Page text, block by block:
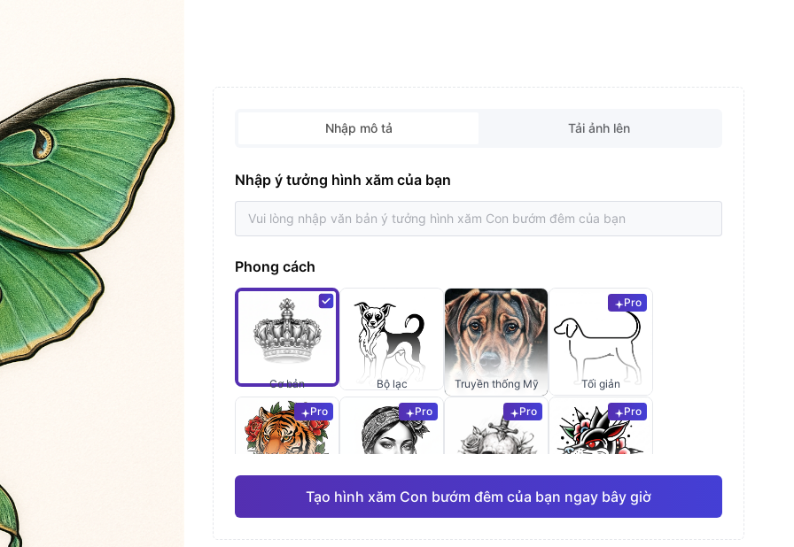
Nhập mô tả Tải ảnh lên
Nhập ý tưởng hình xăm của bạn
Phong cách
Cơ bản Bộ lạc Truyền thống Mỹ
Pro
Tối giản
Pro
Nhật Bản
Pro
Màu nước
Pro
Đường nét mảnh
Pro
Anime
Tạo hình xăm Con bướm đêm của bạn ngay bây giờ